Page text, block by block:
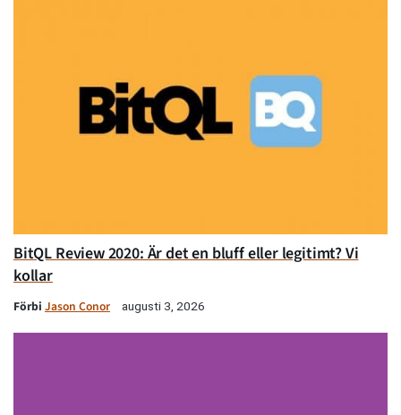
BitQL Review 2020: Är det en bluff eller legitimt? Vi
kollar
Förbi Jason Conor augusti 3, 2026